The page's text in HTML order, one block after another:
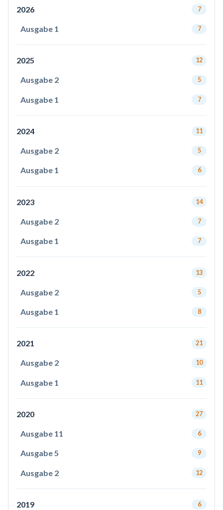
2026 7
Ausgabe 1 7
2025 12
Ausgabe 2 5
Ausgabe 1 7
2024 11
Ausgabe 2 5
Ausgabe 1 6
2023 14
Ausgabe 2 7
Ausgabe 1 7
2022 13
Ausgabe 2 5
Ausgabe 1 8
2021 21
Ausgabe 2 10
Ausgabe 1 11
2020 27
Ausgabe 11 6
Ausgabe 5 9
Ausgabe 2 12
2019 6